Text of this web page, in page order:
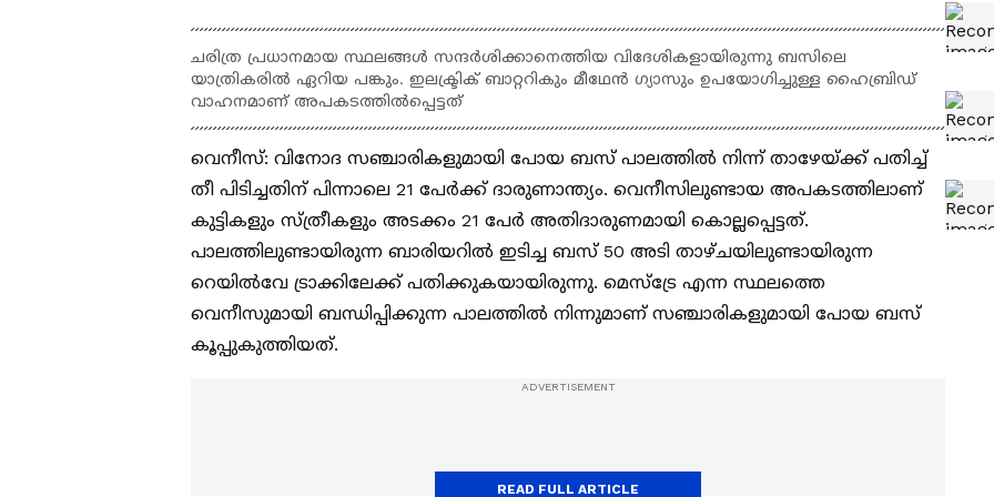
ചരിത്ര പ്രധാനമായ സ്ഥലങ്ങള്‍ സന്ദര്‍ശിക്കാനെത്തിയ വിദേശികളായിരുന്നു ബസിലെ
യാത്രികരില്‍ ഏറിയ പങ്കും. ഇലക്ട്രിക് ബാറ്ററികും മീഥേന്‍ ഗ്യാസും ഉപയോഗിച്ചുള്ള ഹൈബ്രിഡ്
വാഹനമാണ് അപകടത്തില്‍പ്പെട്ടത്
വെനീസ്: വിനോദ സഞ്ചാരികളുമായി പോയ ബസ് പാലത്തില്‍ നിന്ന് താഴേയ്ക്ക് പതിച്ച്
തീ പിടിച്ചതിന് പിന്നാലെ 21 പേര്‍ക്ക് ദാരുണാന്ത്യം. വെനീസിലുണ്ടായ അപകടത്തിലാണ്
കുട്ടികളും സ്ത്രീകളും അടക്കം 21 പേര്‍ അതിദാരുണമായി കൊല്ലപ്പെട്ടത്.
പാലത്തിലുണ്ടായിരുന്ന ബാരിയറില്‍ ഇടിച്ച ബസ് 50 അടി താഴ്ചയിലുണ്ടായിരുന്ന
റെയില്‍വേ ട്രാക്കിലേക്ക് പതിക്കുകയായിരുന്നു. മെസ്ട്രേ എന്ന സ്ഥലത്തെ
വെനീസുമായി ബന്ധിപ്പിക്കുന്ന പാലത്തില്‍ നിന്നുമാണ് സഞ്ചാരികളുമായി പോയ ബസ്
കൂപ്പുകുത്തിയത്.
READ FULL ARTICLE